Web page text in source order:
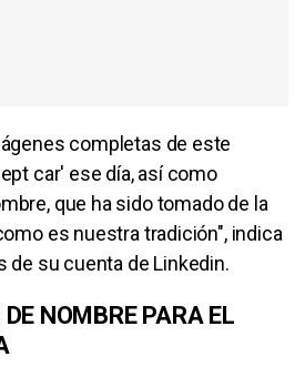
completas de este
car' ese día, así como
que ha sido tomado de la
es nuestra tradición", indica
de su cuenta de Linkedin.
NOMBRE PARA EL